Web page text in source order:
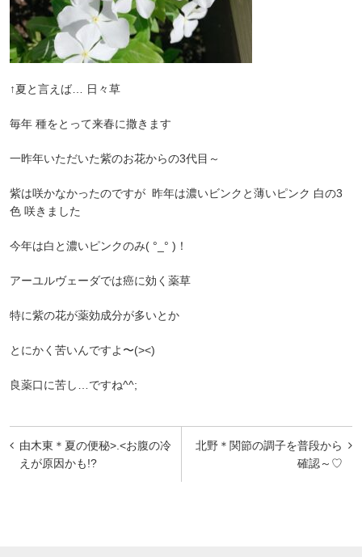
↑夏と言えば… 日々草
毎年 種をとって来春に撒きます
一昨年いただいた紫のお花からの3代目～
紫は咲かなかったのですが 昨年は濃いビンクと薄いピンク 白の3
色 咲きました
今年は白と濃いピンクのみ( °_° )！
アーユルヴェーダでは癌に効く薬草
特に紫の花が薬効成分が多いとか
とにかく苦いんですよ〜(><)
良薬口に苦し…ですね^^;
投
稿
北野＊関節の調子を普段から
確認～♡
由木東＊夏の便秘>.<お腹の冷
えが原因かも!?